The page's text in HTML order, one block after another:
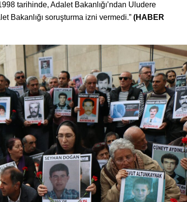
tarihinde, Adalet Bakanlığı’ndan Uludere
Bakanlığı soruşturma izni vermedi.” (HABER